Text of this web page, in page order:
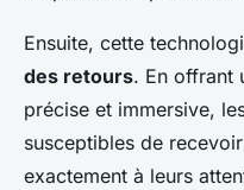
Ensuite, cette
des retours. En offrant
précise et immersive,
susceptibles de
exactement à leurs